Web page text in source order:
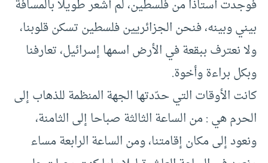
فوجدت أستاذا من فلسطين، لم أشعر طويلا بالمسافة
بيني وبينه، فنحن الجزائريين فلسطين تسكن قلوبنا،
ولا نعترف ببقعة في الأرض اسمها إسرائيل، تعارفنا
وبكل براءة وأخوة.
كانت الأوقات التي حدّدتها الجهة المنظمة للذهاب إلى
الحرم هي : من الساعة الثالثة صباحا إلى الثامنة،
ونعود إلى مكان إقامتنا، ومن الساعة الرابعة مساء